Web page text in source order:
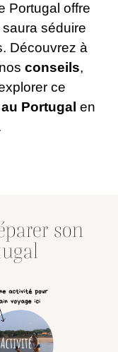
Portugal offre
séduire
Découvrez à
conseils,
ce
Portugal en
son